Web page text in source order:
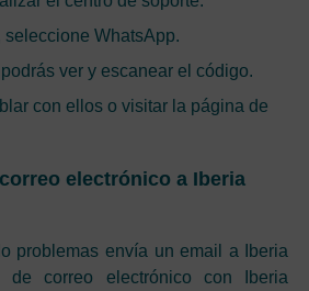
seleccione WhatsApp.
ver y escanear el código.
con ellos o visitar la página de
electrónico a Iberia
problemas envía un email a Iberia
de correo electrónico con Iberia